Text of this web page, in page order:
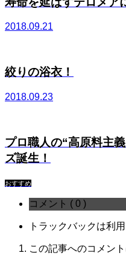
2018.09.21
絞りの浴衣！
2018.09.23
プロ職人の“高原料主
ズ誕生！
おすすめ
コメント ( 0 )
トラックバックは利
この記事へのコメント